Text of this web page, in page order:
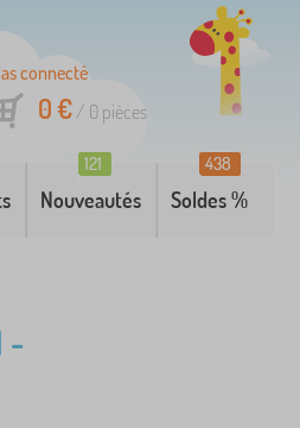
connecté
0 €/ 0 pièces
Nouveautés
121
Soldes %
438
-